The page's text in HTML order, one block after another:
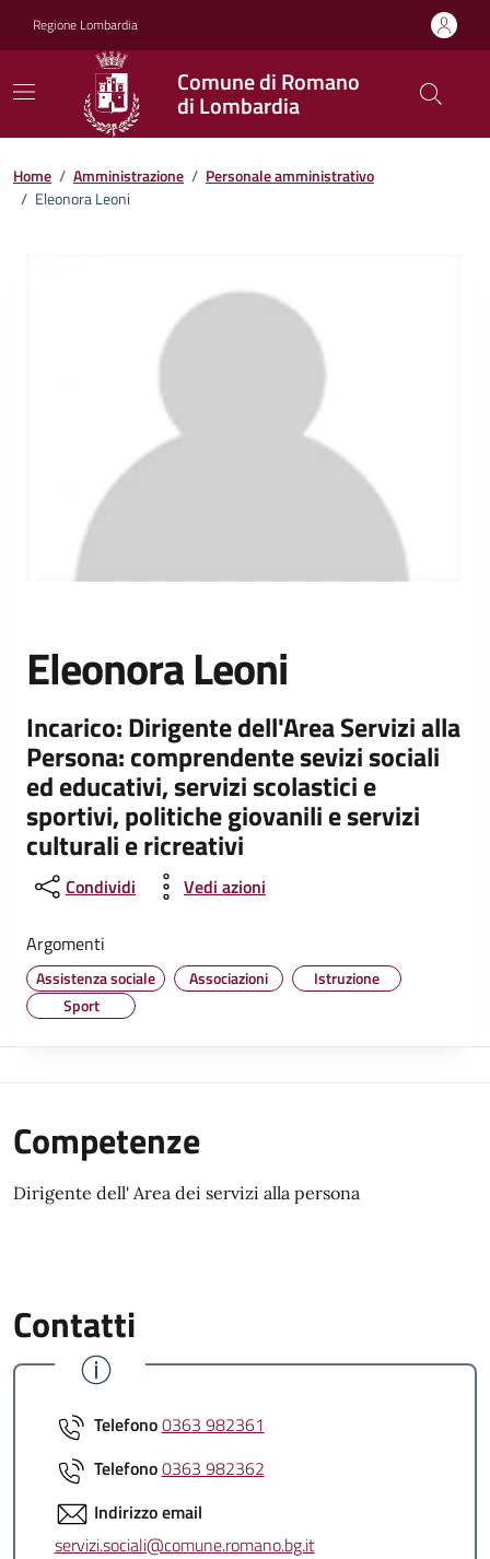
Regione Lombardia
Comune di Romano
di Lombardia
Home / Amministrazione / Personale amministrativo
/ Eleonora Leoni
Eleonora Leoni
Incarico: Dirigente dell'Area Servizi alla
Persona: comprendente sevizi sociali
ed educativi, servizi scolastici e
sportivi, politiche giovanili e servizi
culturali e ricreativi
Condividi Vedi azioni
Argomenti
Assistenza sociale Associazioni
Istruzione
Sport
Competenze
Dirigente dell' Area dei servizi alla persona
Contatti
Telefono0363 982361
Telefono0363 982362
Indirizzo email
servizi.sociali@comune.romano.bg.it